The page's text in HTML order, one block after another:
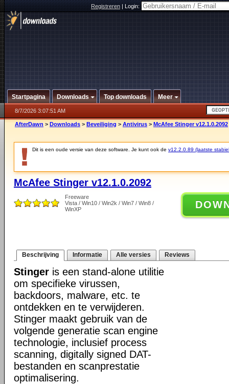
Registreren|Login:
Startpagina Downloads Top downloads Meer
8/7/2026 3:07:51 AM
AfterDawn > Downloads > Beveiliging > Antivirus > McAfee Stinger v12.1.0.2092
Dit is een oude versie van deze software. Je kunt ook de v12.2.0.89 (laatste
McAfee Stinger v12.1.0.2092
Freeware
Vista / Win10 / Win2k / Win7 / Win8 /
WinXP
Beschrijving Informatie Alle versies Reviews
Stinger is een stand-alone utilitie
om specifieke virussen,
backdoors, malware, etc. te
ontdekken en te verwijderen.
Stinger maakt gebruik van de
volgende generatie scan engine
technologie, inclusief process
scanning, digitally signed DAT-
bestanden en scanprestatie
optimalisering.